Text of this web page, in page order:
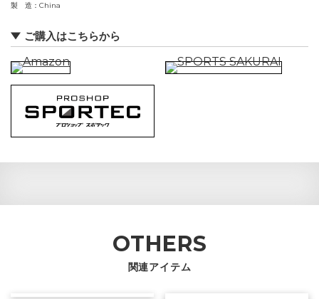
製 造
China
ご購入はこちらから
OTHERS
関連アイテム